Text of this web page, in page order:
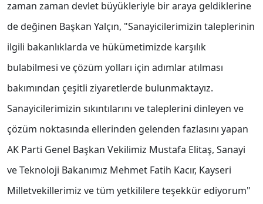
zaman zaman devlet büyükleriyle bir araya geldiklerine
de değinen Başkan Yalçın, "Sanayicilerimizin taleplerinin
ilgili bakanlıklarda ve hükümetimizde karşılık
bulabilmesi ve çözüm yolları için adımlar atılması
bakımından çeşitli ziyaretlerde bulunmaktayız.
Sanayicilerimizin sıkıntılarını ve taleplerini dinleyen ve
çözüm noktasında ellerinden gelenden fazlasını yapan
AK Parti Genel Başkan Vekilimiz Mustafa Elitaş, Sanayi
ve Teknoloji Bakanımız Mehmet Fatih Kacır, Kayseri
Milletvekillerimiz ve tüm yetkililere teşekkür ediyorum"